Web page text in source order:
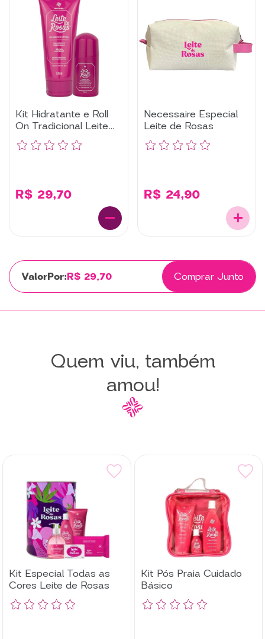
Kit Hidratante e Roll
On Tradicional Leite
de Rosas
R$ 29,70
Necessaire Especial
Leite de Rosas
R$ 24,90
Por:R$ 29,70 Comprar Junto
Quem viu, também
amou!
Kit Especial Todas as
Cores Leite de Rosas
Kit Pós Praia Cuidado
Básico